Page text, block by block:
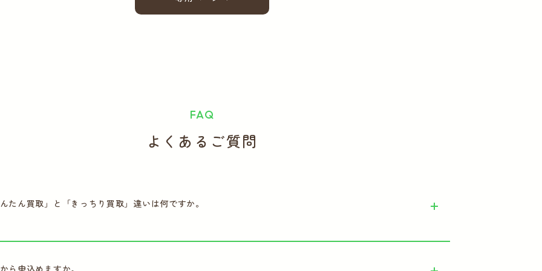
FAQ
よくあるご質問
んたん買取」と「きっちり買取」違いは何ですか。
ら申込めますか。